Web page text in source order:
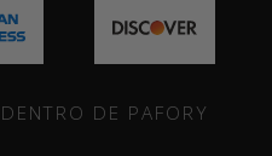
DENTRO DE PAFORY